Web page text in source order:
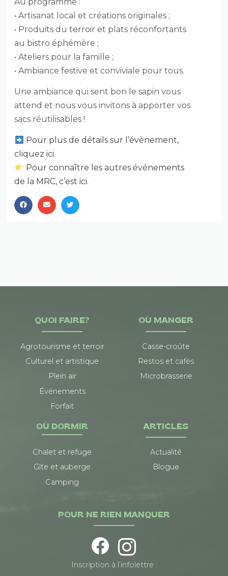
• Artisanat local et créations originales ;
• Produits du terroir et plats réconfortants
au bistro éphémère ;
• Ateliers pour la famille ;
• Ambiance festive et conviviale pour tous.
Une ambiance qui sent bon le sapin vous
attend et nous vous invitons à apporter vos
sacs réutilisables !
Pour plus de détails sur l’évènement,
cliquez ici.
Pour connaître les autres événements
de la MRC, c’est ici.
QUOI FAIRE?
Agrotourisme et terroir
Culturel et artistique
Plein air
Événements
Forfait
OÙ MANGER
Casse-croûte
Restos et cafés
Microbrasserie
OÙ DORMIR
Chalet et refuge
Gîte et auberge
Camping
ARTICLES
Actualité
Blogue
POUR NE RIEN MANQUER
Inscription à l’infolettre :